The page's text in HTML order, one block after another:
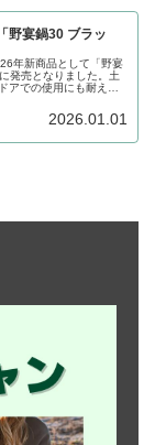
野宴鍋30 ブラッ
年新商品として「野宴
発売となりました。土
アでの使用にも耐えら
仕様で登場です。詳細
2026.01.01